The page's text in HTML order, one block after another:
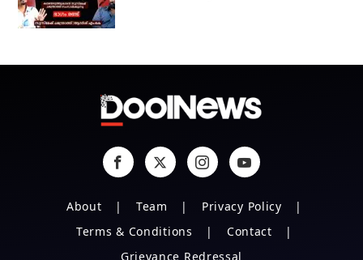
About Team
Privacy Policy
Terms & Conditions
Contact
Grievance Redressal